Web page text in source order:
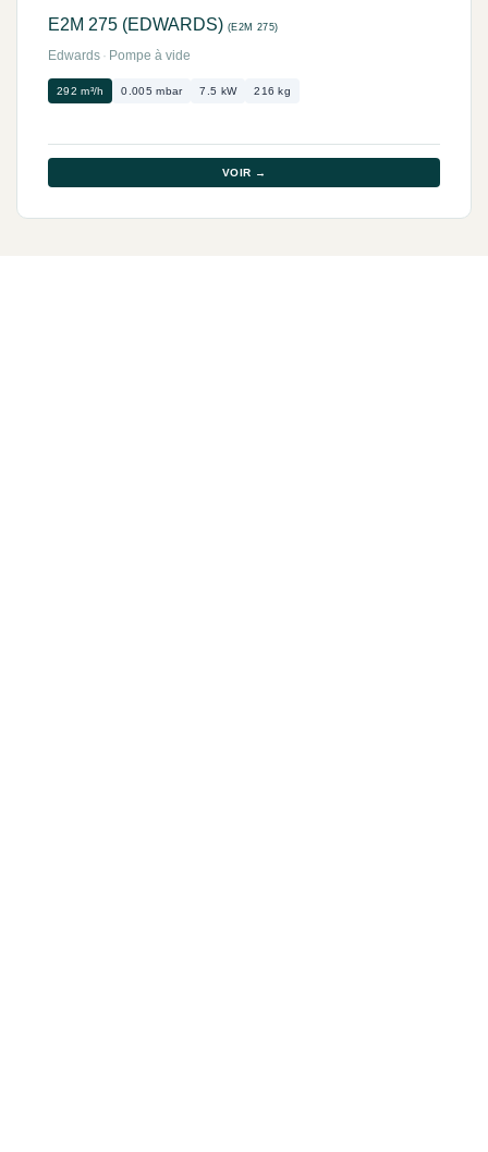
E2M 275 (EDWARDS) (E2M 275)
Edwards · Pompe à vide
292 m³/h 0.005 mbar 7.5 kW 216 kg
VOIR →